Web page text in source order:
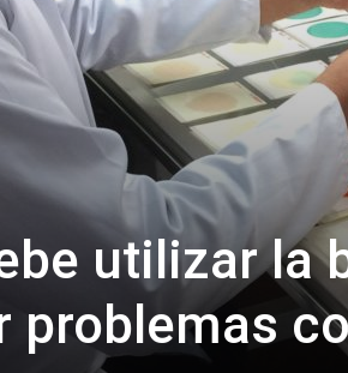
utilizar la
problemas